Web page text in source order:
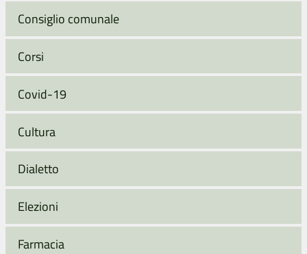
Consiglio comunale
Corsi
Covid-19
Cultura
Dialetto
Elezioni
Farmacia